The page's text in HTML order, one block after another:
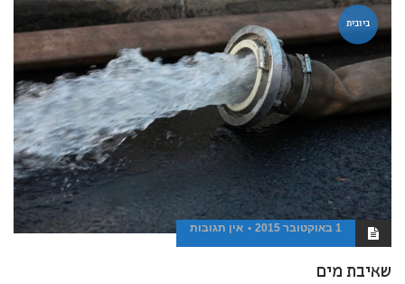
ביובית
1 באוקטובר 2015 אין תגובות
שאיבת מים